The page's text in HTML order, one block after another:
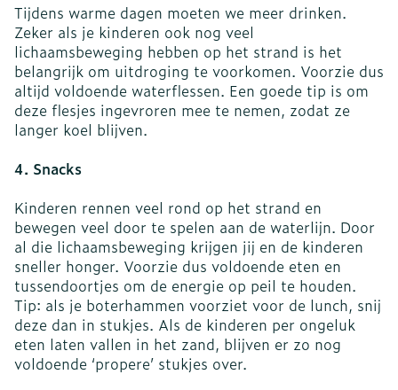
Tijdens warme dagen moeten we meer drinken.
Zeker als je kinderen ook nog veel
lichaamsbeweging hebben op het strand is het
belangrijk om uitdroging te voorkomen. Voorzie dus
altijd voldoende waterflessen. Een goede tip is om
deze flesjes ingevroren mee te nemen, zodat ze
langer koel blijven.
4. Snacks
Kinderen rennen veel rond op het strand en
bewegen veel door te spelen aan de waterlijn. Door
al die lichaamsbeweging krijgen jij en de kinderen
sneller honger. Voorzie dus voldoende eten en
tussendoortjes om de energie op peil te houden.
Tip: als je boterhammen voorziet voor de lunch, snij
deze dan in stukjes. Als de kinderen per ongeluk
eten laten vallen in het zand, blijven er zo nog
voldoende ‘propere’ stukjes over.